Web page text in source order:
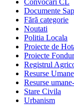
Convocari CL
Documente
Fără categorie
Noutati
Politia Locala
Proiecte de
Proiecte
Registrul
Resurse Umane
Resurse
Stare Civila
Urbanism